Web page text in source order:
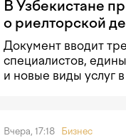
В Узбекистане
о риелторской
Документ вводит
специалистов,
и новые виды услуг
Вчера, 17:18 Бизнес